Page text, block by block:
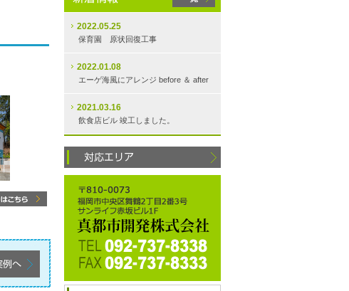
2022.05.25
保育園 原状回復工事
2022.01.08
エーゲ海風にアレンジ before ＆ after
2021.03.16
飲食店ビル 竣工しました。